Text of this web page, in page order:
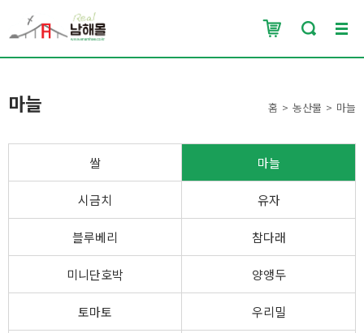
마늘 홈 농산물 마늘
쌀 마늘
시금치 유자
블루베리 참다래
미니단호박 양앵두
토마토 우리밀